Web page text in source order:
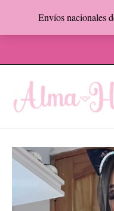
Envíos nacionales
contenido
KITTY
cantidad
Facebook Instagram